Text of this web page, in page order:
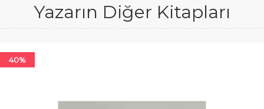
Yazarın Diğer Kitapları
40%